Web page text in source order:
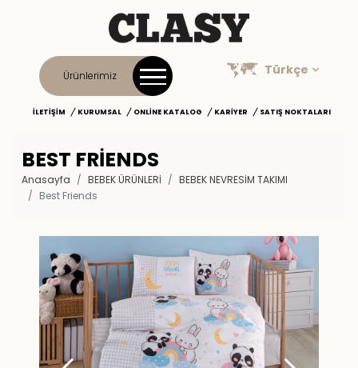
Ürünlerimiz Türkçe
İLETIŞIM KURUMSAL ONLINE KATALOG KARIYER SATIŞ NOKTALARI
BEST FRIENDS
Anasayfa BEBEK ÜRÜNLERİ
BEBEK NEVRESIM TAKIMI
Best Friends